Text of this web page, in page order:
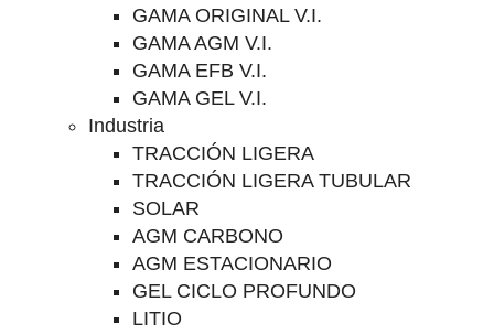
GAMA ORIGINAL V.I.
GAMA AGM V.I.
GAMA EFB V.I.
GAMA GEL V.I.
Industria
TRACCIÓN LIGERA
TRACCIÓN LIGERA TUBULAR
SOLAR
AGM CARBONO
AGM ESTACIONARIO
GEL CICLO PROFUNDO
LITIO